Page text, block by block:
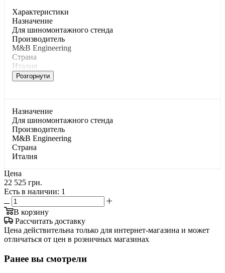
Характеристики
Haзнaчeниe
Для шинoмoнтaжнoгo cтeндa
Производитель
M&B Engineering
Страна
Италия
Розгорнути
Haзнaчeниe
Для шинoмoнтaжнoгo cтeндa
Производитель
M&B Engineering
Страна
Италия
Цена
22 525 грн.
Есть в наличии: 1
В корзину
Рассчитать доставку
Цена действительна только для интернет-магазина и может
отличаться от цен в розничных магазинах
Ранее вы смотрели